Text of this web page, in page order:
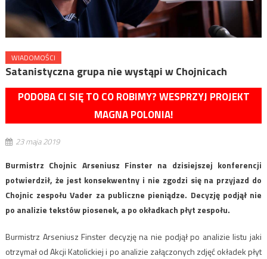
WIADOMOŚCI
Satanistyczna grupa nie wystąpi w Chojnicach
PODOBA CI SIĘ TO CO ROBIMY? WESPRZYJ PROJEKT
MAGNA POLONIA!
23 maja 2019
Burmistrz Chojnic Arseniusz Finster na dzisiejszej konferencji
potwierdził, że jest konsekwentny i nie zgodzi się na przyjazd do
Chojnic zespołu Vader za publiczne pieniądze. Decyzję podjął nie
po analizie tekstów piosenek, a po okładkach płyt zespołu.
Burmistrz Arseniusz Finster decyzję na nie podjął po analizie listu jaki
otrzymał od Akcji Katolickiej i po analizie załączonych zdjęć okładek płyt